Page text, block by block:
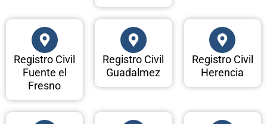
Registro Civil
Fuente el
Fresno
Registro Civil
Guadalmez
Registro Civil
Herencia